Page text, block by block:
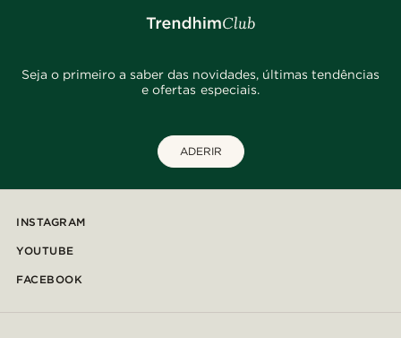
Seja o primeiro a saber das novidades, últimas tendências
e ofertas especiais.
ADERIR
INSTAGRAM
YOUTUBE
FACEBOOK